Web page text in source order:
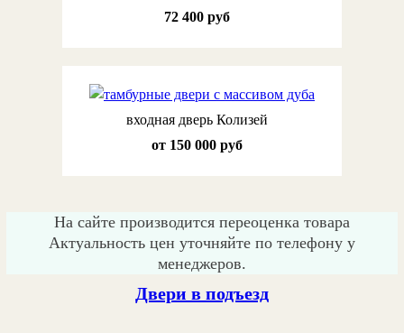
72 400 руб
входная дверь Колизей
от 150 000 руб
На сайте производится переоценка товара
Актуальность цен уточняйте по телефону у
менеджеров.
Двери в подъезд